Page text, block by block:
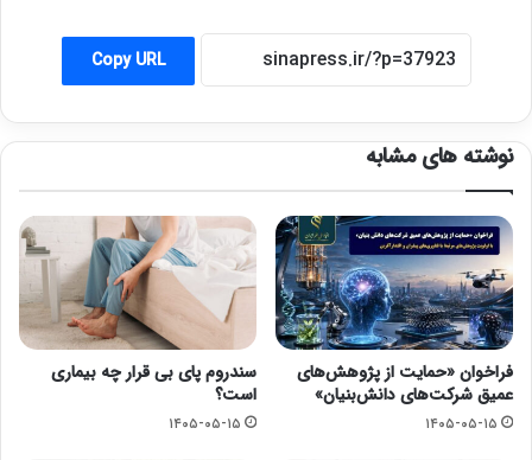
Copy URL
نوشته های مشابه
فراخوان «حمایت از پژوهش‌های
عمیق شرکت‌های دانش‌بنیان»
۱۴۰۵-۰۵-۱۵
سندروم پای بی قرار چه بیماری
است؟
۱۴۰۵-۰۵-۱۵